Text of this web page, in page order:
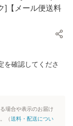
]【メール便送料
を確認してくださ
場合や表示のお届け
（送料・配送につい